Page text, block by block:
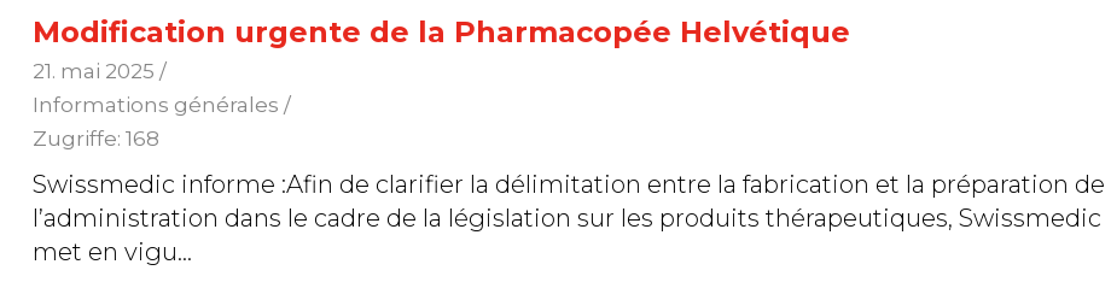
Modification urgente de la Pharmacopée Helvétique
21. mai 2025 /
Informations générales /
Zugriffe: 168
Swissmedic informe :Afin de clarifier la délimitation entre la fabrication et la préparation de
l’administration dans le cadre de la législation sur les produits thérapeutiques, Swissmedic
met en vigu...